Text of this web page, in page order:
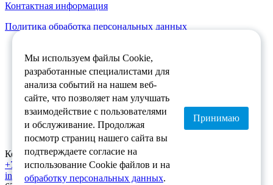
Контактная информация
Политика обработка персональных данных
Доставка
О магазине
Каталог
Решения
Услуги
Контактный телефон:
+7 (8422) 75-29-39
info@provodov.ru
Мы используем файлы Cookie,
разработанные специалистами для
анализа событий на нашем веб-
сайте, что позволяет нам улучшать
взаимодействие с пользователями
и обслуживание. Продолжая
посмотр страниц нашего сайта вы
подтверждаете согласие на
использование Cookie файлов и на
обработку персональных данных.
Принимаю